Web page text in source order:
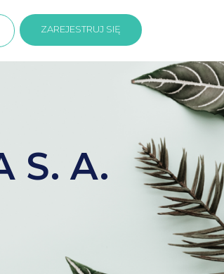
ZAREJESTRUJ SIĘ
S. A.